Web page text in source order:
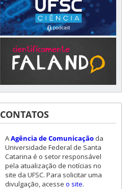
CONTATOS
AAgência de Comunicaçãoda
Universidade Federal de Santa
Catarina é o setor responsável
pela atualização de notícias no
site da UFSC. Para solicitar uma
divulgação, acesse o site.